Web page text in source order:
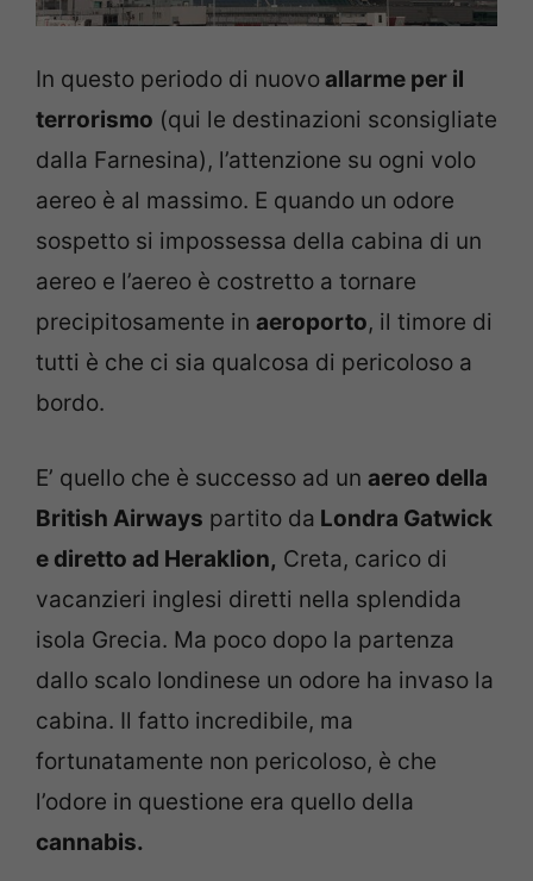
In questo periodo di nuovoallarme per il
terrorismo (qui le destinazioni sconsigliate
dalla Farnesina), l’attenzione su ogni volo
aereo è al massimo. E quando un odore
sospetto si impossessa della cabina di un
aereo e l’aereo è costretto a tornare
precipitosamente in aeroporto, il timore di
tutti è che ci sia qualcosa di pericoloso a
bordo.
E’ quello che è successo ad un aereo della
British Airways partito da Londra Gatwick
e diretto ad Heraklion, Creta, carico di
vacanzieri inglesi diretti nella splendida
isola Grecia. Ma poco dopo la partenza
dallo scalo londinese un odore ha invaso la
cabina. Il fatto incredibile, ma
fortunatamente non pericoloso, è che
l’odore in questione era quello della
cannabis.